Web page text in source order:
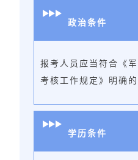
政治条件
报考人员应当符合《
考核工作规定》明确的
学历条件